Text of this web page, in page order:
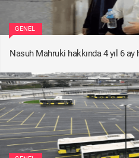
GENEL
Nasuh Mahruki hakkında 4 yıl 6